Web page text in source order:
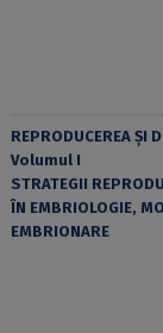
REPRODUCEREA ȘI
Volumul I
STRATEGII
ÎN EMBRIOLOGIE,
EMBRIONARE